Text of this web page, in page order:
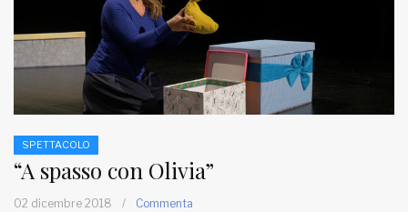
SPETTACOLO
“A spasso con Olivia”
02 dicembre 2018 / Commenta